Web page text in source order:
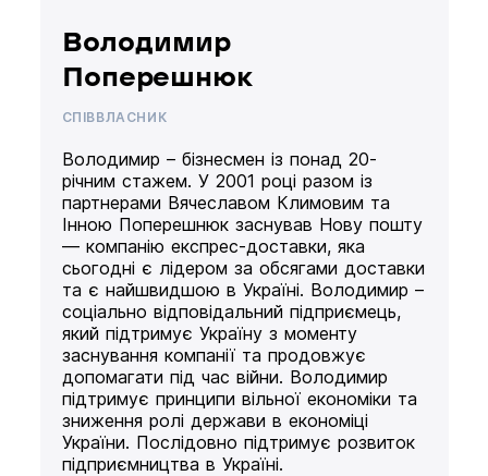
Володимир
Поперешнюк
СПІВВЛАСНИК
Володимир – бізнесмен із понад 20-
річним стажем. У 2001 році разом із
партнерами Вячеславом Климовим та
Інною Поперешнюк заснував Нову пошту
— компанію експрес-доставки, яка
сьогодні є лідером за обсягами доставки
та є найшвидшою в Україні. Володимир –
соціально відповідальний підприємець,
який підтримує Україну з моменту
заснування компанії та продовжує
допомагати під час війни. Володимир
підтримує принципи вільної економіки та
зниження ролі держави в економіці
України. Послідовно підтримує розвиток
підприємництва в Україні.